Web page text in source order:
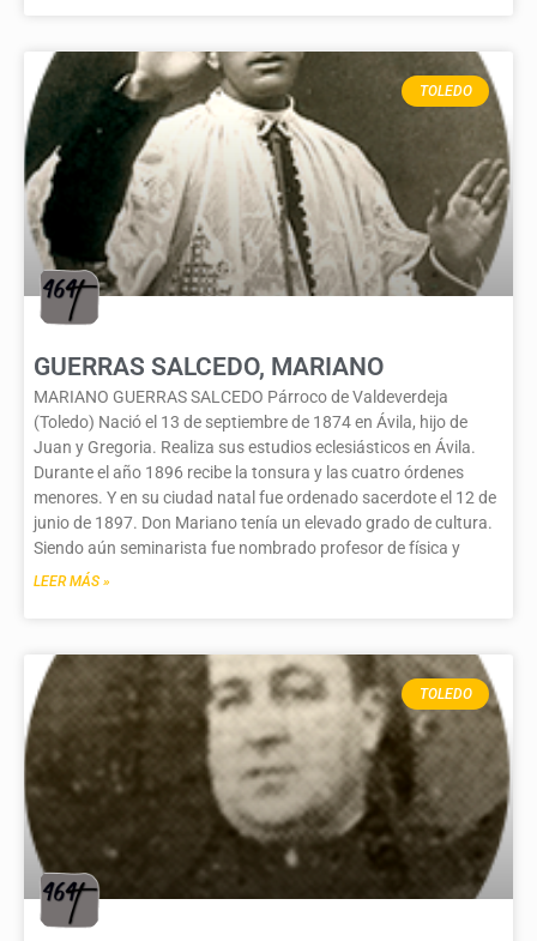
TOLEDO
GUERRAS SALCEDO, MARIANO
MARIANO GUERRAS SALCEDO Párroco de Valdeverdeja
(Toledo) Nació el 13 de septiembre de 1874 en Ávila, hijo de
Juan y Gregoria. Realiza sus estudios eclesiásticos en Ávila.
Durante el año 1896 recibe la tonsura y las cuatro órdenes
menores. Y en su ciudad natal fue ordenado sacerdote el 12 de
junio de 1897. Don Mariano tenía un elevado grado de cultura.
Siendo aún seminarista fue nombrado profesor de física y
LEER MÁS »
TOLEDO